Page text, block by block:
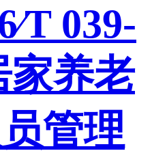
039-
家养老
管理